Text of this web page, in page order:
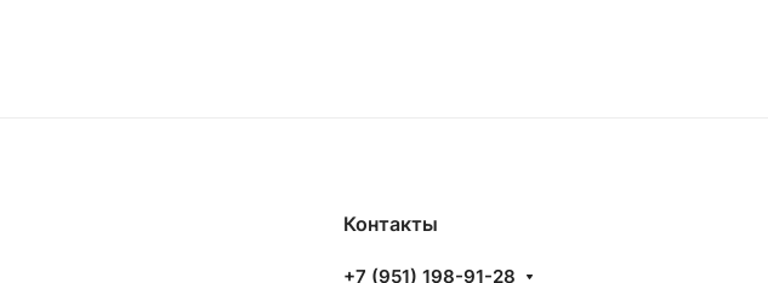
Контакты
+7 (951) 198-91-28